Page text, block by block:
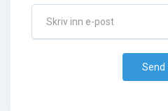
Nettverksstatus
Send